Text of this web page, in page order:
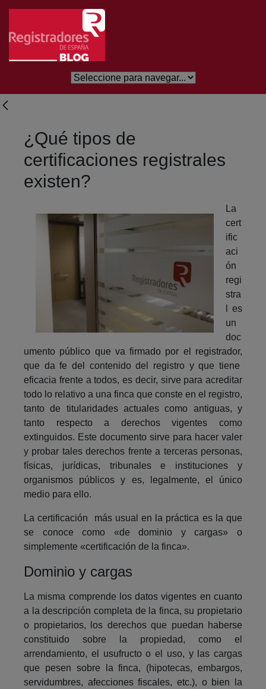
Saltar al contenido principal
¿Qué tipos de
certificaciones registrales
existen?
La
cert
ific
aci
ón
regi
stra
l es
un
doc
umento público que va firmado por el registrador,
que da fe del contenido del registro y que tiene
eficacia frente a todos, es decir, sirve para acreditar
todo lo relativo a una finca que conste en el registro,
tanto de titularidades actuales como antiguas, y
tanto respecto a derechos vigentes como
extinguidos. Este documento sirve para hacer valer
y probar tales derechos frente a terceras personas,
físicas, jurídicas, tribunales e instituciones y
organismos públicos y es, legalmente, el único
medio para ello.
La certificación más usual en la práctica es la que
se conoce como «de dominio y cargas» o
simplemente «certificación de la finca».
Dominio y cargas
La misma comprende los datos vigentes en cuanto
a la descripción completa de la finca, su propietario
o propietarios, los derechos que puedan haberse
constituido sobre la propiedad, como el
arrendamiento, el usufructo o el uso, y las cargas
que pesen sobre la finca, (hipotecas, embargos,
servidumbres, afecciones fiscales, etc.), o bien la